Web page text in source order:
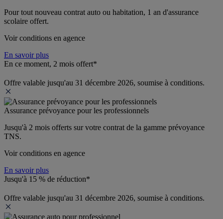
Pour tout nouveau contrat auto ou habitation, 1 an d'assurance
scolaire offert.
Voir conditions en agence
En savoir plus
En ce moment, 2 mois offert*
Offre valable jusqu'au 31 décembre 2026, soumise à conditions.
Assurance prévoyance pour les professionnels
Jusqu'à 2 mois offerts sur votre contrat de la gamme prévoyance
TNS.
Voir conditions en agence
En savoir plus
Jusqu'à 15 % de réduction*
Offre valable jusqu'au 31 décembre 2026, soumise à conditions.